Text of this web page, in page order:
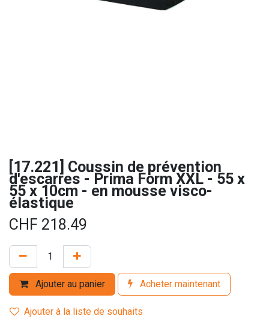
[17.221] Coussin de prévention
d'escarres - Prima Form XXL - 55 x
55 x 10cm - en mousse visco-
élastique
CHF 218.49
Ajouter au panier Acheter maintenant
Ajouter à la liste de souhaits